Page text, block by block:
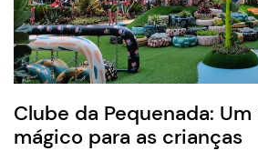
Clube da Pequenada:
mágico para as crianças